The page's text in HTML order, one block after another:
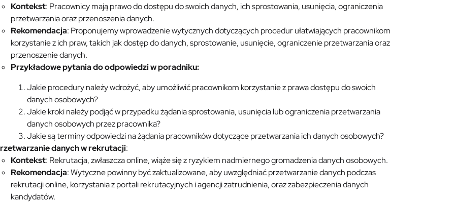
Kontekst: Pracownicy mają prawo do dostępu do swoich danych, ich sprostowania, usunięcia, ograniczenia
przetwarzania oraz przenoszenia danych.
Rekomendacja: Proponujemy wprowadzenie wytycznych dotyczących procedur ułatwiających pracownikom
korzystanie z ich praw, takich jak dostęp do danych, sprostowanie, usunięcie, ograniczenie przetwarzania oraz
przenoszenie danych.
Przykładowe pytania do odpowiedzi w poradniku:
Jakie procedury należy wdrożyć, aby umożliwić pracownikom korzystanie z prawa dostępu do swoich
danych osobowych?
Jakie kroki należy podjąć w przypadku żądania sprostowania, usunięcia lub ograniczenia przetwarzania
danych osobowych przez pracownika?
Jakie są terminy odpowiedzi na żądania pracowników dotyczące przetwarzania ich danych osobowych?
danych w rekrutacji:
Kontekst: Rekrutacja, zwłaszcza online, wiąże się z ryzykiem nadmiernego gromadzenia danych osobowych.
Rekomendacja: Wytyczne powinny być zaktualizowane, aby uwzględniać przetwarzanie danych podczas
rekrutacji online, korzystania z portali rekrutacyjnych i agencji zatrudnienia, oraz zabezpieczenia danych
kandydatów.